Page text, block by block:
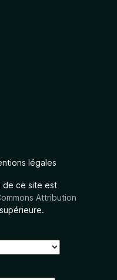
légales
de ce site est
Attribution